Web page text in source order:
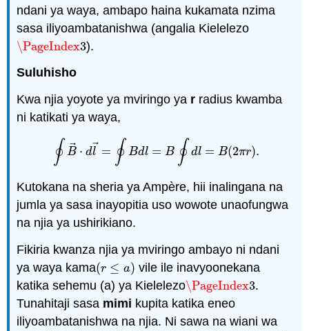
ndani ya waya, ambapo haina kukamata nzima
sasa iliyoambatanishwa (angalia Kielelezo
\PageIndex3
\PageIndex3).
Suluhisho
Kwa njia yoyote ya mviringo ya r radius kwamba
ni katikati ya waya,
∮ B⃗ ⋅ dl ⃗ = ∮ Bdl = B ∮ dl = B(2πr).
∮B→ ⋅d → =∮B dl=B ∮d =B(2 πr).
Kutokana na sheria ya Ampère, hii inalingana na
jumla ya sasa inayopitia uso wowote unaofungwa
na njia ya ushirikiano.
Fikiria kwanza njia ya mviringo ambayo ni ndani
ya waya kama(r ≤ a)
(r≤a)
vile ile inavyoonekana
katika sehemu (a) ya Kielelezo\PageIndex3
\PageIndex3.
Tunahitaji sasa mimi kupita katika eneo
iliyoambatanishwa na njia. Ni sawa na wiani wa